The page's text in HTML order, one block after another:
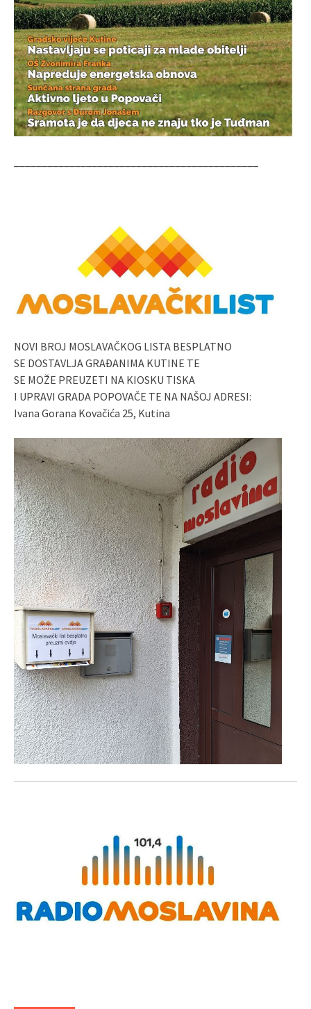
NOVI BROJ MOSLAVAČKOG LISTA BESPLATNO
SE DOSTAVLJA GRAĐANIMA KUTINE TE
SE MOŽE PREUZETI NA KIOSKU TISKA
I UPRAVI GRADA POPOVAČE TE NA NAŠOJ ADRESI:
Ivana Gorana Kovačića 25, Kutina